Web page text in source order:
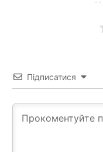
Підписатися